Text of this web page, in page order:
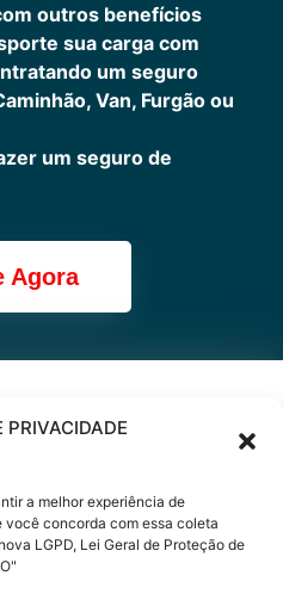
PRIVACIDADE
a melhor experiência de
você concorda com essa coleta
LGPD, Lei Geral de Proteção de
outros benefícios
sua carga com
um seguro
Van, Furgão ou
um seguro de
Agora
ou
via